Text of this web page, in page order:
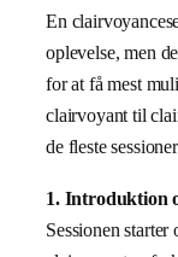
En
oplevelse, men
for at få mest
clairvoyant til
de fleste
1. Introduktion
Sessionen